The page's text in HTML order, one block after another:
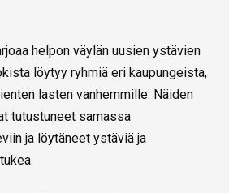
helpon väylän uusien ystävien
löytyy ryhmiä eri kaupungeista,
lasten vanhemmille. Näiden
tutustuneet samassa
ja löytäneet ystäviä ja